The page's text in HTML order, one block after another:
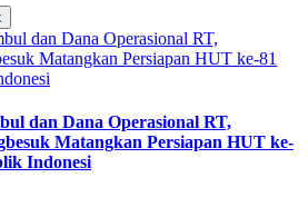
dan Dana Operasional RT,
Matangkan Persiapan HUT ke-
Indonesi